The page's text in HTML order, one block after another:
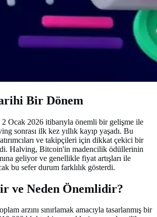
Bir Dönem
2 Ocak 2026 itibarıyla önemli bir gelişme ile
sonrası ilk kez yıllık kayıp yaşadı. Bu
ve takipçileri için dikkat çekici bir
Halving, Bitcoin'in madencilik ödüllerinin
geliyor ve genellikle fiyat artışları ile
bu sefer durum farklılık gösterdi.
ve Neden Önemlidir?
arzını sınırlamak amacıyla tasarlanmış bir